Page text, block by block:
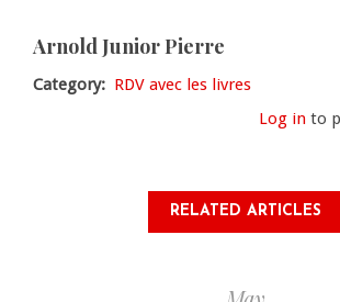
Arnold Junior Pierre
Category
RDV avec les livres
Log into
RELATED ARTICLES